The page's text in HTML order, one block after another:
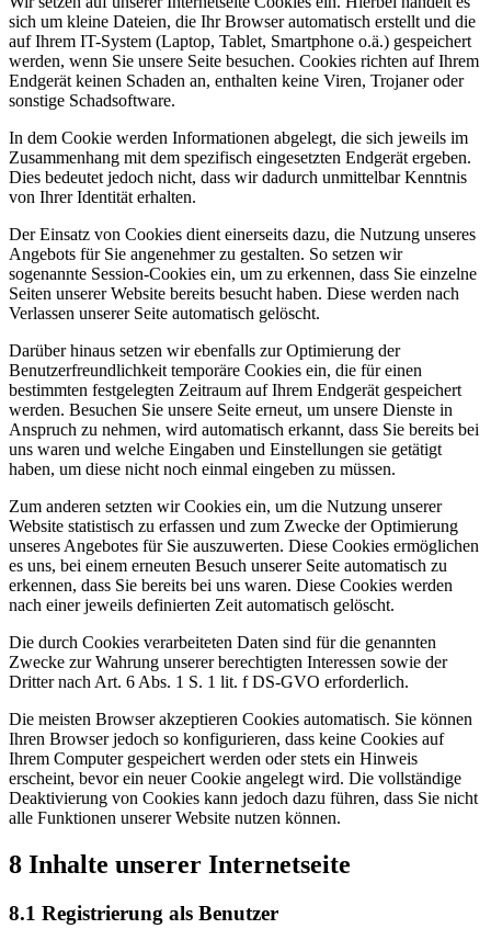
sich um kleine Dateien, die Ihr Browser automatisch erstellt und die
auf Ihrem IT-System (Laptop, Tablet, Smartphone o.ä.) gespeichert
werden, wenn Sie unsere Seite besuchen. Cookies richten auf Ihrem
Endgerät keinen Schaden an, enthalten keine Viren, Trojaner oder
sonstige Schadsoftware.
In dem Cookie werden Informationen abgelegt, die sich jeweils im
Zusammenhang mit dem spezifisch eingesetzten Endgerät ergeben.
Dies bedeutet jedoch nicht, dass wir dadurch unmittelbar Kenntnis
von Ihrer Identität erhalten.
Der Einsatz von Cookies dient einerseits dazu, die Nutzung unseres
Angebots für Sie angenehmer zu gestalten. So setzen wir
sogenannte Session-Cookies ein, um zu erkennen, dass Sie einzelne
Seiten unserer Website bereits besucht haben. Diese werden nach
Verlassen unserer Seite automatisch gelöscht.
Darüber hinaus setzen wir ebenfalls zur Optimierung der
Benutzerfreundlichkeit temporäre Cookies ein, die für einen
bestimmten festgelegten Zeitraum auf Ihrem Endgerät gespeichert
werden. Besuchen Sie unsere Seite erneut, um unsere Dienste in
Anspruch zu nehmen, wird automatisch erkannt, dass Sie bereits bei
uns waren und welche Eingaben und Einstellungen sie getätigt
haben, um diese nicht noch einmal eingeben zu müssen.
Zum anderen setzten wir Cookies ein, um die Nutzung unserer
Website statistisch zu erfassen und zum Zwecke der Optimierung
unseres Angebotes für Sie auszuwerten. Diese Cookies ermöglichen
es uns, bei einem erneuten Besuch unserer Seite automatisch zu
erkennen, dass Sie bereits bei uns waren. Diese Cookies werden
nach einer jeweils definierten Zeit automatisch gelöscht.
Die durch Cookies verarbeiteten Daten sind für die genannten
Zwecke zur Wahrung unserer berechtigten Interessen sowie der
Dritter nach Art. 6 Abs. 1 S. 1 lit. f DS-GVO erforderlich.
Die meisten Browser akzeptieren Cookies automatisch. Sie können
Ihren Browser jedoch so konfigurieren, dass keine Cookies auf
Ihrem Computer gespeichert werden oder stets ein Hinweis
erscheint, bevor ein neuer Cookie angelegt wird. Die vollständige
Deaktivierung von Cookies kann jedoch dazu führen, dass Sie nicht
alle Funktionen unserer Website nutzen können.
8 Inhalte unserer Internetseite
8.1 Registrierung als Benutzer